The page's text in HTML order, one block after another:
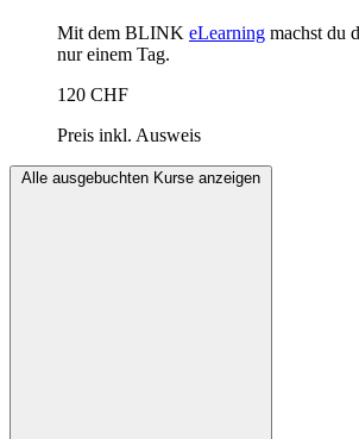
Mit dem BLINK eLearning machst du
nur einem Tag.
120 CHF
Preis inkl. Ausweis
Alle ausgebuchten Kurse anzeigen